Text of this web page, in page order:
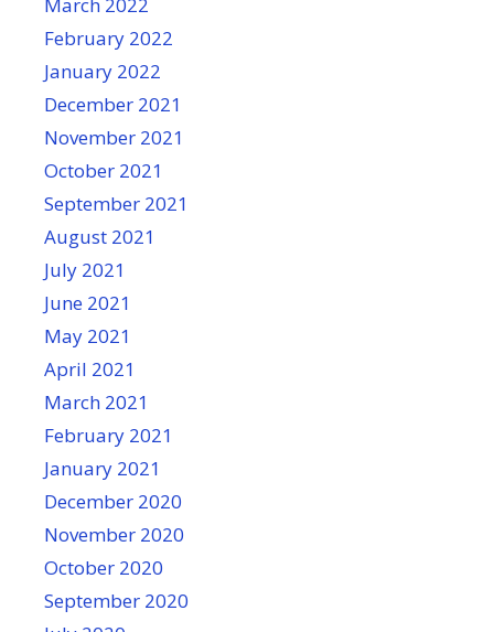
March 2022
February 2022
January 2022
December 2021
November 2021
October 2021
September 2021
August 2021
July 2021
June 2021
May 2021
April 2021
March 2021
February 2021
January 2021
December 2020
November 2020
October 2020
September 2020